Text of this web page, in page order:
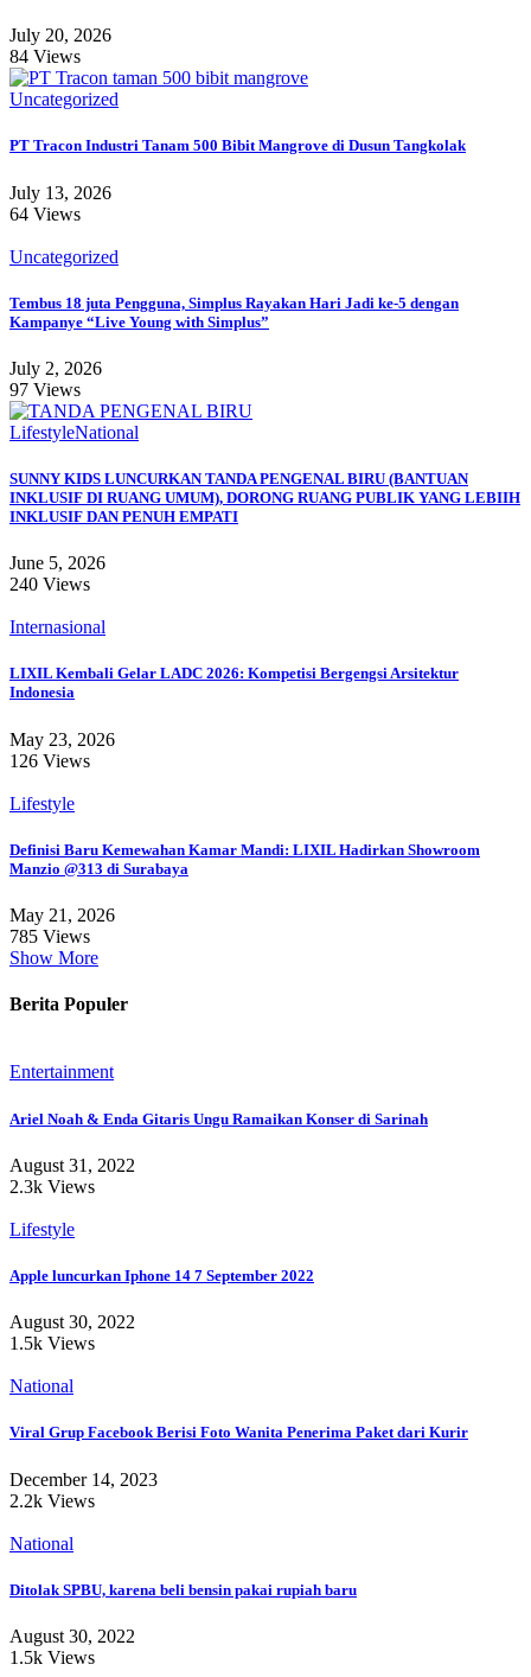
July 20, 2026
84 Views
Uncategorized
PT Tracon Industri Tanam 500 Bibit Mangrove di Dusun Tangkolak
July 13, 2026
64 Views
Uncategorized
Tembus 18 juta Pengguna, Simplus Rayakan Hari Jadi ke-5 dengan
Kampanye “Live Young with Simplus”
July 2, 2026
97 Views
LifestyleNational
SUNNY KIDS LUNCURKAN TANDA PENGENAL BIRU (BANTUAN
INKLUSIF DI RUANG UMUM), DORONG RUANG PUBLIK YANG LEBIIH
INKLUSIF DAN PENUH EMPATI
June 5, 2026
240 Views
Internasional
LIXIL Kembali Gelar LADC 2026: Kompetisi Bergengsi Arsitektur
Indonesia
May 23, 2026
126 Views
Lifestyle
Definisi Baru Kemewahan Kamar Mandi: LIXIL Hadirkan Showroom
Manzio @313 di Surabaya
May 21, 2026
785 Views
Show More
Berita Populer
Entertainment
Ariel Noah & Enda Gitaris Ungu Ramaikan Konser di Sarinah
August 31, 2022
2.3k Views
Lifestyle
Apple luncurkan Iphone 14 7 September 2022
August 30, 2022
1.5k Views
National
Viral Grup Facebook Berisi Foto Wanita Penerima Paket dari Kurir
December 14, 2023
2.2k Views
National
Ditolak SPBU, karena beli bensin pakai rupiah baru
August 30, 2022
1.5k Views